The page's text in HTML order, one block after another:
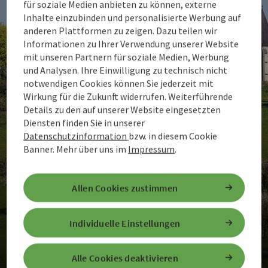
Most & Kultur
für soziale Medien anbieten zu können, externe
Inhalte einzubinden und personalisierte Werbung auf
anderen Plattformen zu zeigen. Dazu teilen wir
Informationen zu Ihrer Verwendung unserer Website
mit unseren Partnern für soziale Medien, Werbung
und Analysen. Ihre Einwilligung zu technisch nicht
notwendigen Cookies können Sie jederzeit mit
Wirkung für die Zukunft widerrufen. Weiterführende
Details zu den auf unserer Website eingesetzten
Diensten finden Sie in unserer
Datenschutzinformation bzw. in diesem Cookie
Banner. Mehr über uns im Impressum.
Alle Cookies deaktivieren
Individuelle Einstellungen
Allen Cookies zustimmen